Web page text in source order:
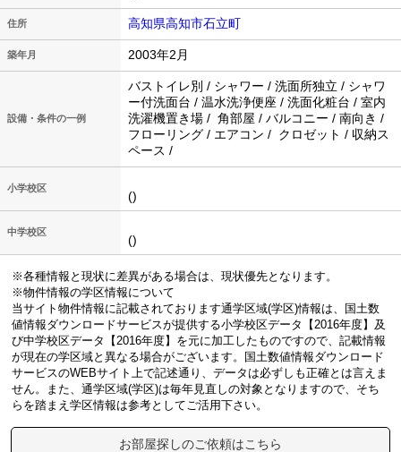
住所 高知県高知市石立町
築年月 2003年2月
設備・条件の一例
バストイレ別 / シャワー / 洗面所独立 / シャワ
ー付洗面台 / 温水洗浄便座 / 洗面化粧台 / 室内
洗濯機置き場 / 角部屋 / バルコニー / 南向き /
フローリング / エアコン / クロゼット / 収納ス
ペース /
小学校区
()
中学校区
()
※各種情報と現状に差異がある場合は、現状優先となります。
※物件情報の学区情報について
当サイト物件情報に記載されております通学区域(学区)情報は、国土数
値情報ダウンロードサービスが提供する小学校区データ【2016年度】及
び中学校区データ【2016年度】を元に加工したものですので、記載情報
が現在の学区域と異なる場合がございます。国土数値情報ダウンロード
サービスのWEBサイト上で記述通り、データは必ずしも正確とは言えま
せん。また、通学区域(学区)は毎年見直しの対象となりますので、そち
らを踏まえ学区情報は参考としてご活用下さい。
お部屋探しのご依頼はこちら